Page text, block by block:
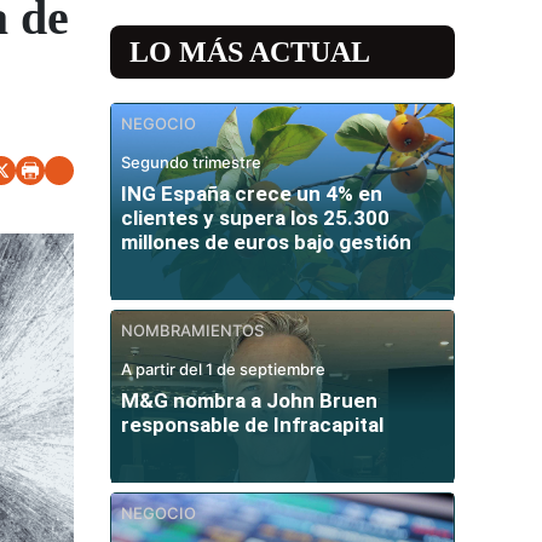
de
LO MÁS ACTUAL
NEGOCIO
Segundo trimestre
ING España crece un 4% en
clientes y supera los 25.300
millones de euros bajo gestión
NOMBRAMIENTOS
A partir del 1 de septiembre
M&G nombra a John Bruen
responsable de Infracapital
NEGOCIO